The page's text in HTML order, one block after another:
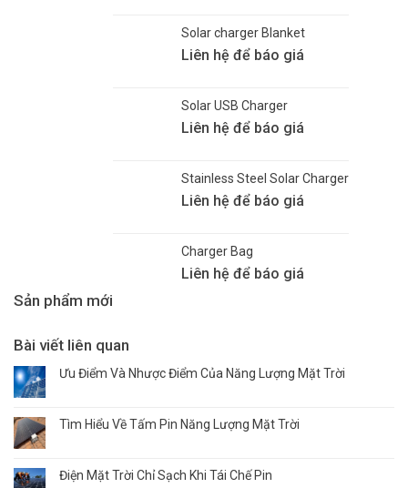
Sản phẩm mới
Solar charger Blanket
Liên hệ để báo giá
Solar USB Charger
Liên hệ để báo giá
Stainless Steel Solar Charger
Liên hệ để báo giá
Charger Bag
Liên hệ để báo giá
Bài viết liên quan
Ưu Điểm Và Nhược Điểm Của Năng Lượng Mặt Trời
Tìm Hiểu Về Tấm Pin Năng Lượng Mặt Trời
Điện Mặt Trời Chỉ Sạch Khi Tái Chế Pin